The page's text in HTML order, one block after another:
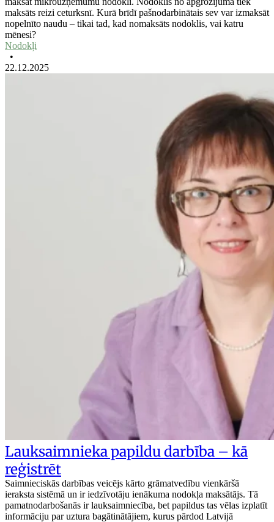
maksāts reizi ceturksnī. Kurā brīdī pašnodarbinātais sev var izmaksāt
nopelnīto naudu – tikai tad, kad nomaksāts nodoklis, vai katru
mēnesi?
Nodokļi
•
22.12.2025
Lauksaimnieka papildu darbība – kā
reģistrēt
Saimnieciskās darbības veicējs kārto grāmatvedību vienkāršā
ieraksta sistēmā un ir iedzīvotāju ienākuma nodokļa maksātājs. Tā
pamatnodarbošanās ir lauksaimniecība, bet papildus tas vēlas izplatīt
informāciju par uztura bagātinātājiem, kurus pārdod Latvijā